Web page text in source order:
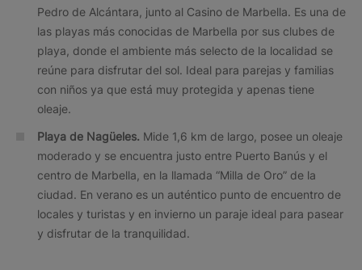
Pedro de Alcántara, junto al Casino de Marbella. Es una de
las playas más conocidas de Marbella por sus clubes de
playa, donde el ambiente más selecto de la localidad se
reúne para disfrutar del sol. Ideal para parejas y familias
con niños ya que está muy protegida y apenas tiene
oleaje.
Playa de Nagüeles. Mide 1,6 km de largo, posee un oleaje
moderado y se encuentra justo entre Puerto Banús y el
centro de Marbella, en la llamada “Milla de Oro” de la
ciudad. En verano es un auténtico punto de encuentro de
locales y turistas y en invierno un paraje ideal para pasear
y disfrutar de la tranquilidad.